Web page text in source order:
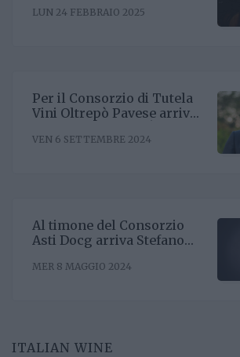
posizionamento negli Stati
LUN 24 FEBBRAIO 2025
Per il Consorzio di Tutela
Vini Oltrepò Pavese arriva
Riccardo Binda
VEN 6 SETTEMBRE 2024
Al timone del Consorzio
Asti Docg arriva Stefano
sinergia associativa e far
MER 8 MAGGIO 2024
ITALIAN WINE